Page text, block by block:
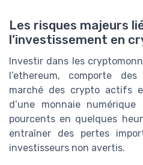
Les risques majeurs
l’investissement en
Investir dans les
l’ethereum, comporte
marché des crypto actifs
d’une monnaie
pourcents en quelques
entraîner des pertes
investisseurs non avertis.